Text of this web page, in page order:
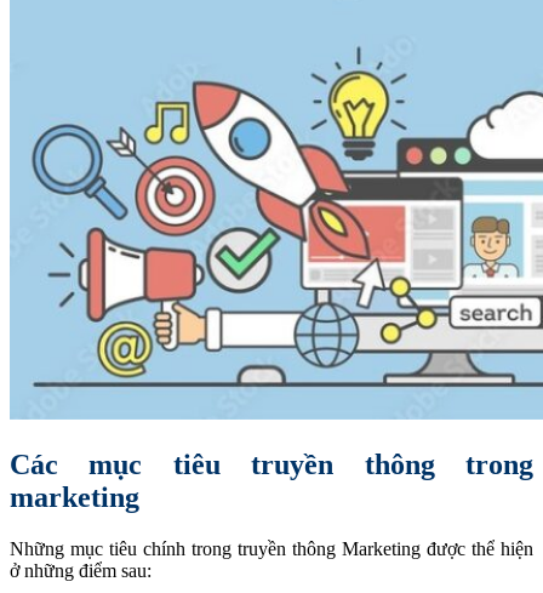
Các mục tiêu truyền thông trong
marketing
Những mục tiêu chính trong truyền thông Marketing được thể hiện
ở những điểm sau: